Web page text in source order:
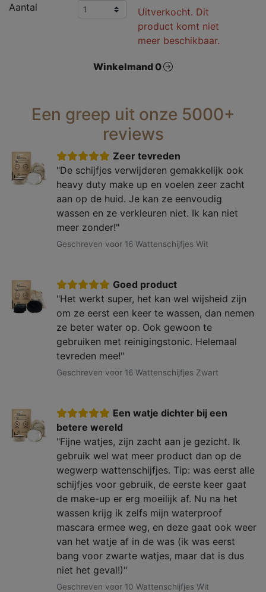
Aantal
Uitverkocht. Dit
product komt niet
meer beschikbaar.
Winkelmand 0
Een greep uit onze 5000+
reviews
Zeer tevreden
"De schijfjes verwijderen gemakkelijk ook
heavy duty make up en voelen zeer zacht
aan op de huid. Je kan ze eenvoudig
wassen en ze verkleuren niet. Ik kan niet
meer zonder!"
Geschreven voor 16 Wattenschijfjes Wit
Goed product
"Het werkt super, het kan wel wijsheid zijn
om ze eerst een keer te wassen, dan nemen
ze beter water op. Ook gewoon te
gebruiken met reinigingstonic. Helemaal
tevreden mee!"
Geschreven voor 16 Wattenschijfjes Zwart
Een watje dichter bij een
betere wereld
"Fijne watjes, zijn zacht aan je gezicht. Ik
gebruik wel wat meer product dan op de
wegwerp wattenschijfjes. Tip: was eerst alle
schijfjes voor gebruik, de eerste keer gaat
de make-up er erg moeilijk af. Nu na het
wassen krijg ik zelfs mijn waterproof
mascara ermee weg, en deze gaat ook weer
van het watje af in de was (ik was eerst
bang voor zwarte watjes, maar dat is dus
niet het geval!)"
Geschreven voor 10 Wattenschijfjes Wit